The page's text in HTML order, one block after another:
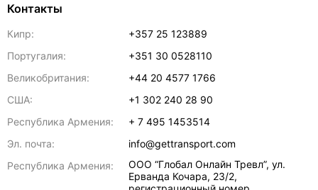
Контакты
Кипр:
+357 25 123889
Португалия:
+351 30 0528110
Великобритания:
+44 20 4577 1766
США:
+1 302 240 28 90
Республика Армения:
+ 7 495 1453514
Эл. почта:
info@gettransport.com
Республика Армения:
ООО “Глобал Онлайн Тревл”, ул.
Ерванда Кочара, 23/2,